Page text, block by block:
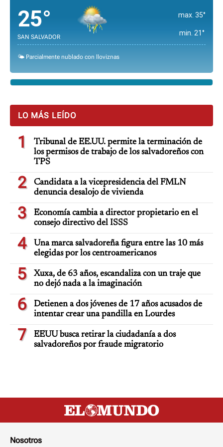
25°
SAN SALVADOR
max. 35°
min. 21°
🌤️ Parcialmente nublado con lloviznas
LO MÁS LEÍDO
1
Tribunal de EE.UU. permite la terminación de
los permisos de trabajo de los salvadoreños con
TPS
2
Candidata a la vicepresidencia del FMLN
denuncia desalojo de vivienda
3
Economía cambia a director propietario en el
consejo directivo del ISSS
4
Una marca salvadoreña figura entre las 10 más
elegidas por los centroamericanos
5
Xuxa, de 63 años, escandaliza con un traje que
no dejó nada a la imaginación
6
Detienen a dos jóvenes de 17 años acusados de
intentar crear una pandilla en Lourdes
7
EEUU busca retirar la ciudadanía a dos
salvadoreños por fraude migratorio
Nosotros